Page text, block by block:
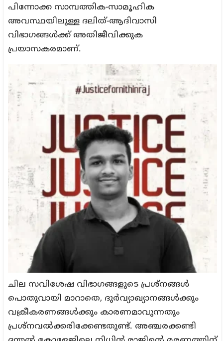
പിന്നോക്ക സാമ്പത്തിക-സാമൂഹിക
അവസ്ഥയിലുള്ള ദലിത്-ആദിവാസി
വിഭാഗങ്ങൾക്ക് അതിജീവിക്കുക
പ്രയാസകരമാണ്.
ചില സവിശേഷ വിഭാഗങ്ങളുടെ പ്രശ്നങ്ങൾ
പൊതുവായി മാറാതെ, ദുർവ്യാഖ്യാനങ്ങൾക്കും
വക്രീകരണങ്ങൾക്കും കാരണമാവുന്നതും
പ്രശ്നവൽക്കരിക്കേണ്ടതുണ്ട്. അഞ്ചരക്കണ്ടി